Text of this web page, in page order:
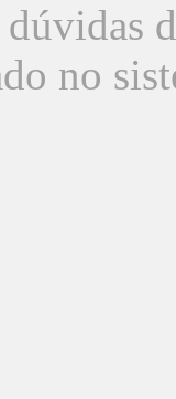
no